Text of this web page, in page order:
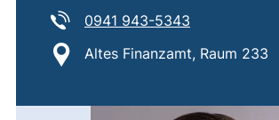
Tel:
0941 943-5343
Standort:
Altes Finanzamt, Raum 233